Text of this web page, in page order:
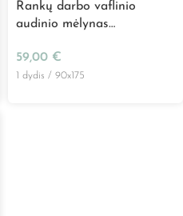
Rankų darbo vaflinio
audinio mėlynas
59,00 €
1 dydis / 90x175